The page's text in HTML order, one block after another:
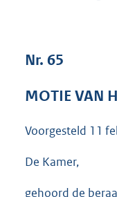
Nr. 65
MOTIE VAN
Voorgesteld 11
De Kamer,
gehoord de